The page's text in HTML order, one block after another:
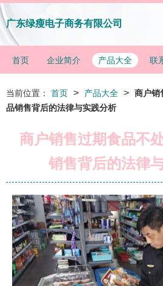
广东绿瘦电子商务有限公司
首页 企业简介 产品大全 联
当前位置： 首页 > 产品大全 > 商户销
品销售背后的法律与实践分析
商户销售过期食品不
销售背后的法律